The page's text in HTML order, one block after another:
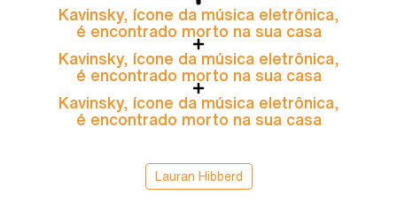
Kavinsky, ícone da música eletrônica,
é encontrado morto na sua casa
Kavinsky, ícone da música eletrônica,
é encontrado morto na sua casa
Kavinsky, ícone da música eletrônica,
é encontrado morto na sua casa
Lauran Hibberd